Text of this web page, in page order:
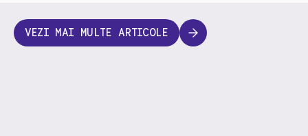
VEZI MAI MULTE ARTICOLE